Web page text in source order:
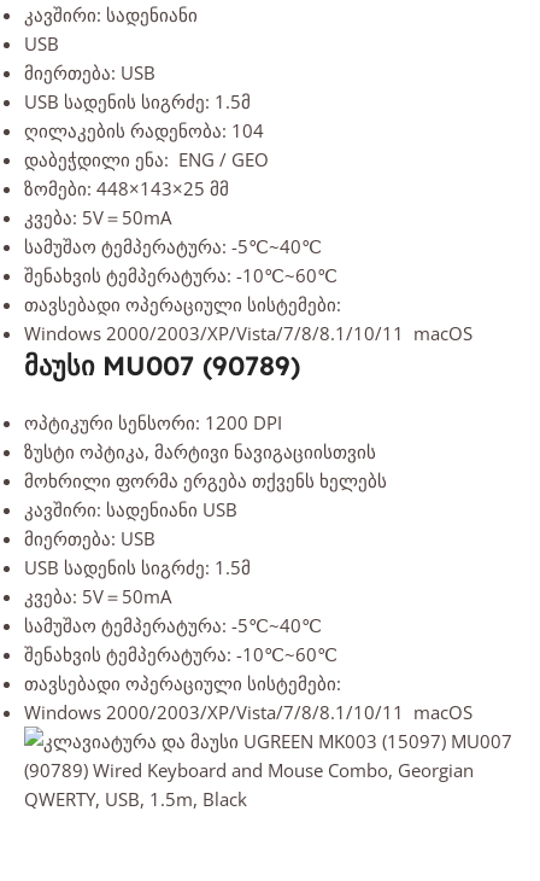
კავშირი: სადენიანი
USB
მიერთება: USB
USB სადენის სიგრძე: 1.5მ
ღილაკების რადენობა: 104
დაბეჭდილი ენა: ENG / GEO
ზომები: 448×143×25 მმ
კვება: 5V＝50mA
სამუშაო ტემპერატურა: -5℃~40℃
შენახვის ტემპერატურა: -10℃~60℃
თავსებადი ოპერაციული სისტემები:
Windows 2000/2003/XP/Vista/7/8/8.1/10/11 macOS
მაუსი MU007 (90789)
ოპტიკური სენსორი: 1200 DPI
ზუსტი ოპტიკა, მარტივი ნავიგაციისთვის
მოხრილი ფორმა ერგება თქვენს ხელებს
კავშირი: სადენიანი USB
მიერთება: USB
USB სადენის სიგრძე: 1.5მ
კვება: 5V＝50mA
სამუშაო ტემპერატურა: -5℃~40℃
შენახვის ტემპერატურა: -10℃~60℃
თავსებადი ოპერაციული სისტემები:
Windows 2000/2003/XP/Vista/7/8/8.1/10/11 macOS